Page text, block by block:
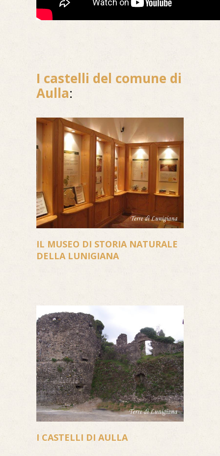
I castelli del comune di
Aulla:
IL MUSEO DI STORIA NATURALE
DELLA LUNIGIANA
I CASTELLI DI AULLA